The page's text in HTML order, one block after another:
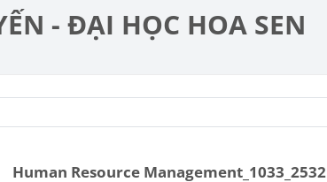
- ĐẠI HỌC HOA SEN
Human Resource Management_1033_2532